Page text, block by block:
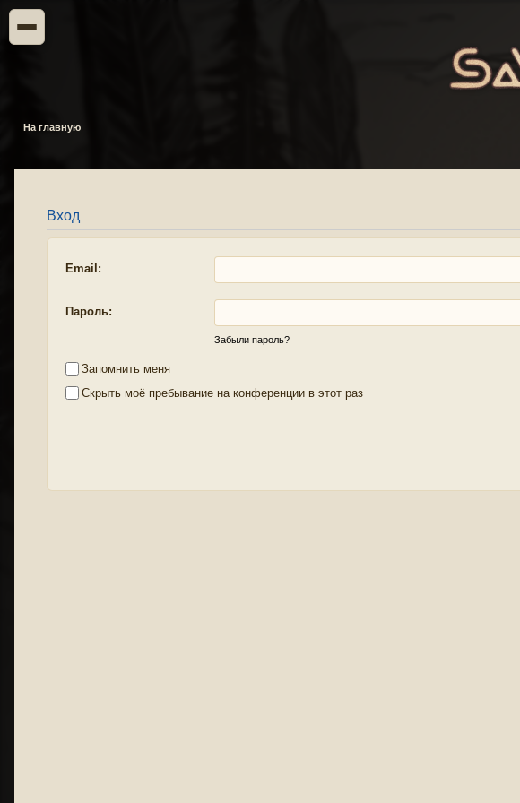
На главную
Вход
Email:
Пароль:
Забыли пароль?
Запомнить меня
Скрыть моё пребывание на конференции в этот раз